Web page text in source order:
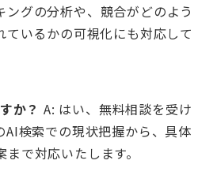
ングの分析や、競合がどのよう
ているかの可視化にも対応して
か？ A: はい、無料相談を受け
AI検索での現状把握から、具体
で対応いたします。